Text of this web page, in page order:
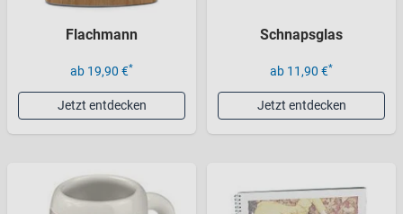
Flachmann
ab 19,90 €*
Jetzt entdecken
Schnapsglas
ab 11,90 €*
Jetzt entdecken